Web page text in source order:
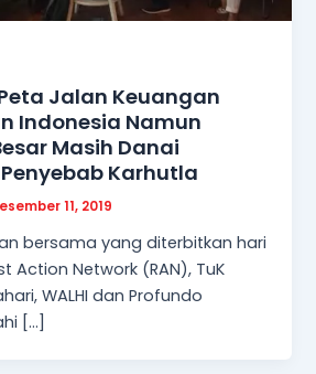
Jalan Keuangan
Indonesia Namun
Masih Danai
Karhutla
11, 2019
bersama yang diterbitkan hari
Action Network (RAN), TuK
WALHI dan Profundo
[…]